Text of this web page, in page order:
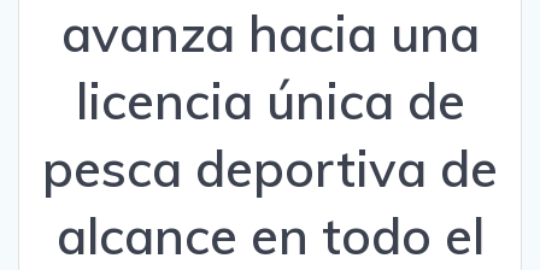
avanza hacia una
licencia única de
pesca deportiva de
alcance en todo el